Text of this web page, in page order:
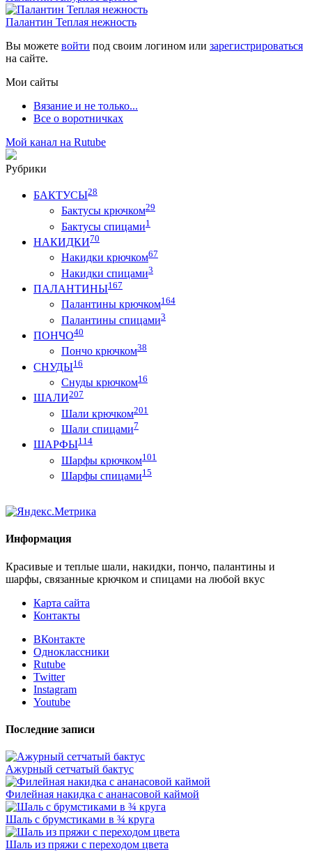
Палантин Теплая нежность
Вы можете войти под своим логином или зарегистрироваться
на сайте.
Мои сайты
Вязание и не только...
Все о воротничках
Мой канал на Rutube
Рубрики
БАКТУСЫ28
Бактусы крючком29
Бактусы спицами1
НАКИДКИ70
Накидки крючком67
Накидки спицами3
ПАЛАНТИНЫ167
Палантины крючком164
Палантины спицами3
ПОНЧО40
Пончо крючком38
СНУДЫ16
Снуды крючком16
ШАЛИ207
Шали крючком201
Шали спицами7
ШАРФЫ114
Шарфы крючком101
Шарфы спицами15
Информация
Красивые и теплые шали, накидки, пончо, палантины и
шарфы, связанные крючком и спицами на любой вкус
Карта сайта
Контакты
ВКонтакте
Одноклассники
Rutube
Twitter
Instagram
Youtube
Последние записи
Ажурный сетчатый бактус
Филейная накидка с ананасовой каймой
Шаль с брумстиками в ¾ круга
Шаль из пряжи с переходом цвета